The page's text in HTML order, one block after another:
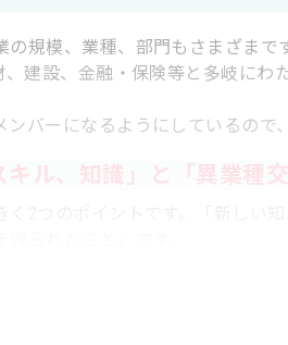
規模、業種、部門もさまざまで
建設、金融・保険等と多岐にわ
バーになるようにしているので
ル、知識」と「異業種交